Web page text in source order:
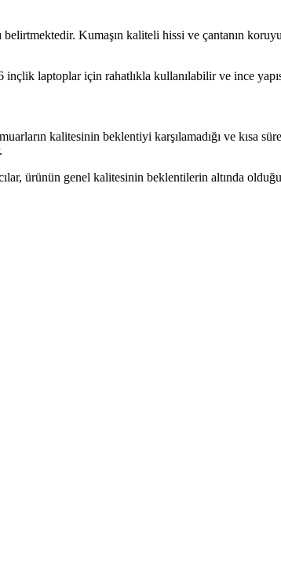
Kumaşın kaliteli hissi ve çantanın
inçlik laptoplar için rahatlıkla kullanılabilir ve ince
kalitesinin beklentiyi karşılamadığı ve kısa
ürünün genel kalitesinin beklentilerin altında